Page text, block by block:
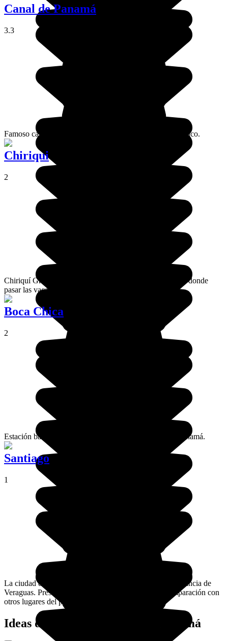
Canal de Panamá
3.3
Famoso canal de paso entre el océano Atlántico y el Pacífico.
Chiriqui
2
Chiriquí Grande, más bien un lugar de paso que un lugar donde
pasar las vacaciones.
Boca Chica
2
Estación balnearia ubicada en la costa de la ciudad de Panamá.
Santiago
1
La ciudad de Santiago en Panamá es la capital de la provincia de
Veraguas. Presenta poco interés para el viajero en comparación con
otros lugares del país.
Ideas de viajes organizados a Panamá